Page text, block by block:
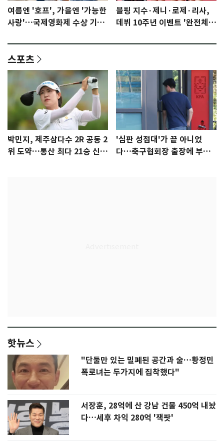
여름엔 '호프', 가을엔 '가능한
사랑'…국제영화제 수상 기대
블핑 지수·제니·로제·리사,
데뷔 10주년 이벤트 '완전체'
스포츠
박민지, 제주삼다수 2R 공동 2
위 도약…통산 최다 21승 신기
'심판 성접대'가 끝 아니었
다…축구협회장 출장에 부인
핫뉴스
"단둘만 있는 밀폐된 공간과 술…황정민
폭로녀는 두가지에 집착했다"
서장훈, 28억에 산 강남 건물 450억 내놨
다…세후 차익 280억 '잭팟'